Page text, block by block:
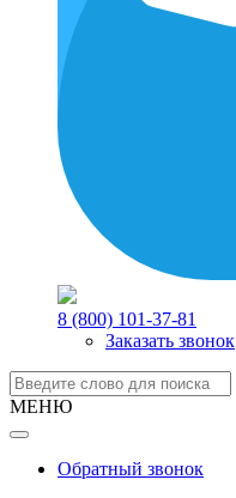
8 (800) 101-37-81
Заказать звонок
МЕНЮ
Обратный звонок